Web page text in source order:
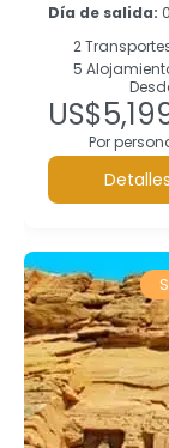
Día de salida:
2
5
Por
Detalles